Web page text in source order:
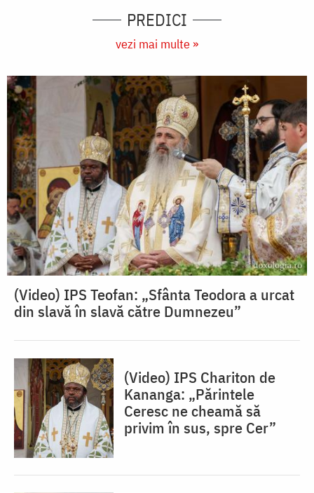
PREDICI
vezi mai multe »
(Video) IPS Teofan: „Sfânta Teodora a urcat
din slavă în slavă către Dumnezeu”
(Video) IPS Chariton de
Kananga: „Părintele
Ceresc ne cheamă să
privim în sus, spre Cer”